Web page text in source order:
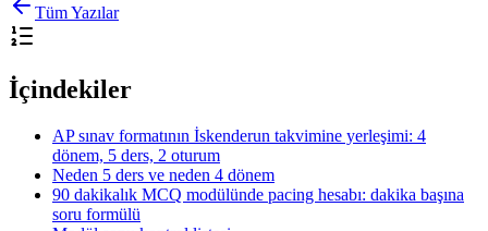
Tüm Yazılar
İçindekiler
AP sınav formatının İskenderun takvimine yerleşimi: 4
dönem, 5 ders, 2 oturum
Neden 5 ders ve neden 4 dönem
90 dakikalık MCQ modülünde pacing hesabı: dakika başına
soru formülü